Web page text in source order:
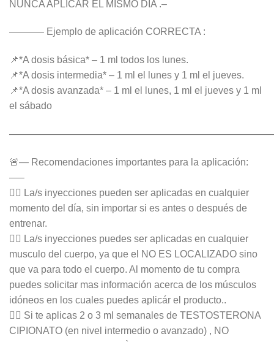
NUNCA APLICAR EL MISMO DÍA .–
———– Ejemplo de aplicación CORRECTA :
📌*A dosis básica* – 1 ml todos los lunes.
📌*A dosis intermedia* – 1 ml el lunes y 1 ml el jueves.
📌*A dosis avanzada* – 1 ml el lunes, 1 ml el jueves y 1 ml
el sábado
🚨— Recomendaciones importantes para la aplicación:
—–
👉🏻 La/s inyecciones pueden ser aplicadas en cualquier
momento del día, sin importar si es antes o después de
entrenar.
👉🏻 La/s inyecciones puedes ser aplicadas en cualquier
musculo del cuerpo, ya que el NO ES LOCALIZADO sino
que va para todo el cuerpo. Al momento de tu compra
puedes solicitar mas información acerca de los músculos
idóneos en los cuales puedes aplicár el producto..
👉🏻 Si te aplicas 2 o 3 ml semanales de TESTOSTERONA
CIPIONATO (en nivel intermedio o avanzado) , NO